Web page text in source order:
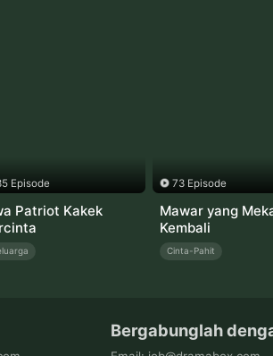
Episode
Patriot Kakek
73 Episode
Mawar yang
Kembali
Cinta-Pahit
Bergabunglah